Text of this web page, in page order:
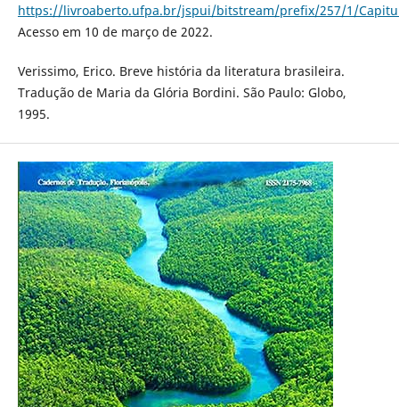
https://livroaberto.ufpa.br/jspui/bitstream/prefix/257/1/
Acesso em 10 de março de 2022.
Verissimo, Erico. Breve história da literatura brasileira.
Tradução de Maria da Glória Bordini. São Paulo: Globo,
1995.